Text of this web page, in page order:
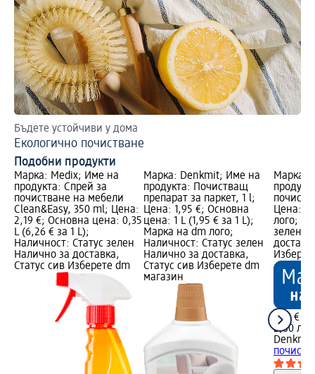
Бъдете устойчиви у дома
Екологично почистване
Подобни продукти
Марка: Medix; Име на
продукта: Спрей за
почистване на мебели
Clean&Easy, 350 ml; Цена:
2,19 €; Основна цена: 0,35
L (6,26 € за 1 L);
Наличност: Статус зелен
Налично за доставка,
Статус сив Изберете dm
Марка: Denkmit; Име на
продукта: Почистващ
препарат за паркет, 1 l;
Цена: 1,95 €; Основна
цена: 1 L (1,95 € за 1 L);
Марка на dm лого;
Наличност: Статус зелен
Налично за доставка,
Статус сив Изберете dm
магазин
Марка:
Цена:
лого;
зелен
1,43 €
2,80 лв.
Denkmit